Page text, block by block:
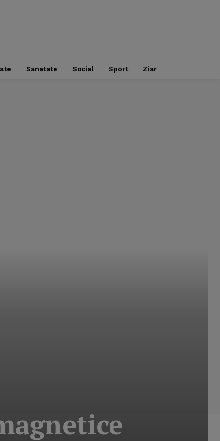
Sanatate Social Sport Ziar